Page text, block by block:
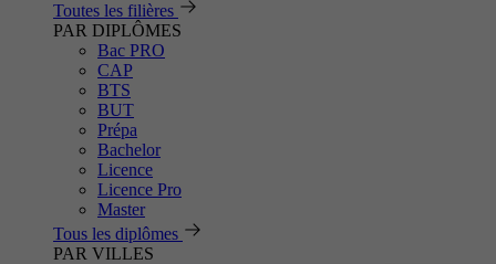
Toutes les filières
PAR DIPLÔMES
Bac PRO
CAP
BTS
BUT
Prépa
Bachelor
Licence
Licence Pro
Master
Tous les diplômes
PAR VILLES